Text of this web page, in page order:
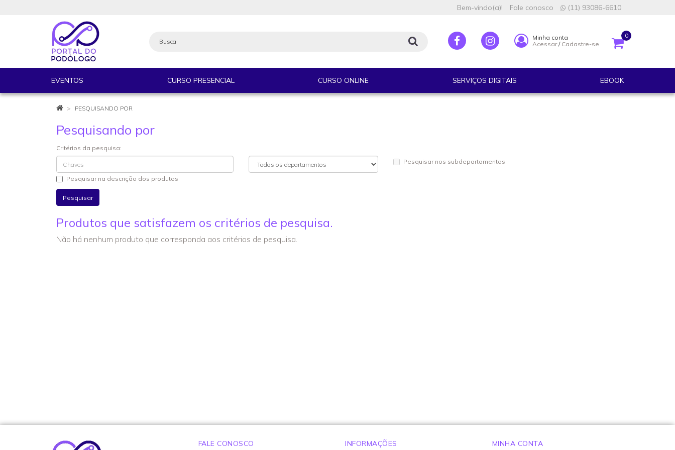
Bem-vindo(a)! Fale conosco (11) 93086-6610
Minha conta
Acessar/ Cadastre-se
0
EVENTOS CURSO PRESENCIAL CURSO ONLINE SERVIÇOS DIGITAIS EBOOK
PESQUISANDO POR
Pesquisando por
Critérios da pesquisa:
Pesquisar nos subdepartamentos
Pesquisar na descrição dos produtos
Produtos que satisfazem os critérios de pesquisa.
Não há nenhum produto que corresponda aos critérios de pesquisa.
FALE CONOSCO INFORMAÇÕES MINHA CONTA